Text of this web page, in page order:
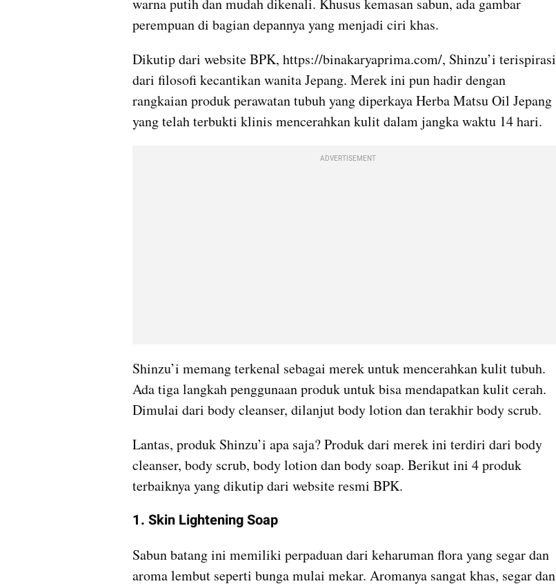
warna putih dan mudah dikenali. Khusus kemasan sabun, ada gambar
perempuan di bagian depannya yang menjadi ciri khas.
Dikutip dari website BPK, https://binakaryaprima.com/, Shinzu’i terispirasi
dari filosofi kecantikan wanita Jepang. Merek ini pun hadir dengan
rangkaian produk perawatan tubuh yang diperkaya Herba Matsu Oil Jepang
yang telah terbukti klinis mencerahkan kulit dalam jangka waktu 14 hari.
ADVERTISEMENT
Shinzu’i memang terkenal sebagai merek untuk mencerahkan kulit tubuh.
Ada tiga langkah penggunaan produk untuk bisa mendapatkan kulit cerah.
Dimulai dari body cleanser, dilanjut body lotion dan terakhir body scrub.
Lantas, produk Shinzu’i apa saja? Produk dari merek ini terdiri dari body
cleanser, body scrub, body lotion dan body soap. Berikut ini 4 produk
terbaiknya yang dikutip dari website resmi BPK.
1. Skin Lightening Soap
Sabun batang ini memiliki perpaduan dari keharuman flora yang segar dan
aroma lembut seperti bunga mulai mekar. Aromanya sangat khas, segar dan